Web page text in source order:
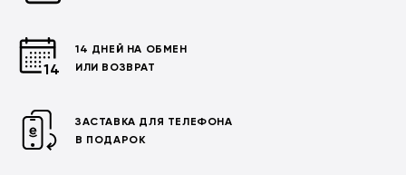
14 ДНЕЙ НА ОБМЕН
ИЛИ ВОЗВРАТ
ЗАСТАВКА ДЛЯ ТЕЛЕФОНА
В ПОДАРОК